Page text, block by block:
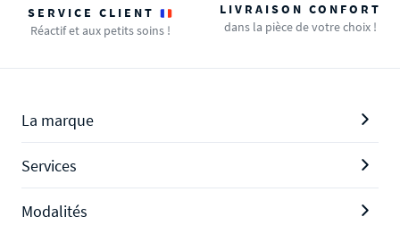
SERVICE CLIENT
Réactif et aux petits soins !
LIVRAISON CONFORT
dans la pièce de votre choix !
La marque
Services
Modalités